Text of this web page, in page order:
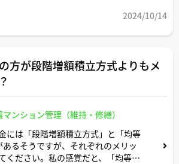
2024/10/14
方が段階増額積立方式よりもメ
マンション管理（維持・修繕）
には「段階増額積立方式」と「均等
るそうですが、それぞれのメリッ
ください。私の感覚だと、「均等積